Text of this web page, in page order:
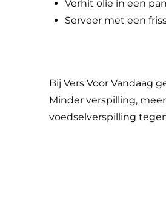
Verhit olie in een
Serveer met een
Bij Vers Voor Vandaag
Minder verspilling,
voedselverspilling